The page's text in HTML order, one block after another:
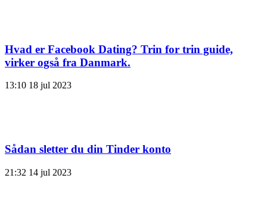
Hvad er Facebook Dating? Trin for trin guide,
virker også fra Danmark.
13:10 18 jul 2023
Sådan sletter du din Tinder konto
21:32 14 jul 2023